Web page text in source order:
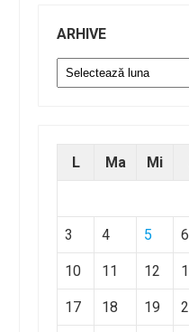
ARHIVE
Arhive
L Ma Mi
3 4 5 6
10 11 12
17 18 19